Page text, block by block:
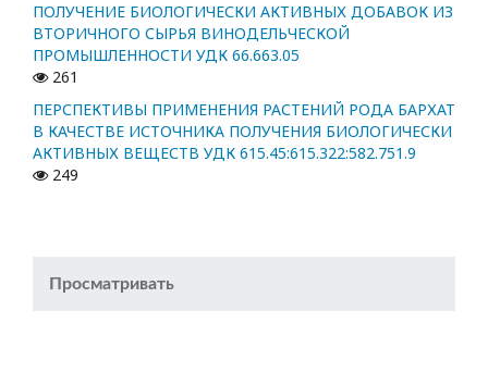
ПОЛУЧЕНИЕ БИОЛОГИЧЕСКИ АКТИВНЫХ ДОБАВОК ИЗ
ВТОРИЧНОГО СЫРЬЯ ВИНОДЕЛЬЧЕСКОЙ
ПРОМЫШЛЕННОСТИ УДК 66.663.05
261
ПЕРСПЕКТИВЫ ПРИМЕНЕНИЯ РАСТЕНИЙ РОДА БАРХАТ
В КАЧЕСТВЕ ИСТОЧНИКА ПОЛУЧЕНИЯ БИОЛОГИЧЕСКИ
АКТИВНЫХ ВЕЩЕСТВ УДК 615.45:615.322:582.751.9
249
Просматривать